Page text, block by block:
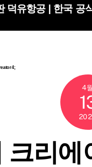
덕유항공 | 한국 공
4월
크리